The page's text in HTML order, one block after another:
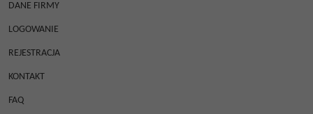
DANE FIRMY
LOGOWANIE
REJESTRACJA
KONTAKT
FAQ